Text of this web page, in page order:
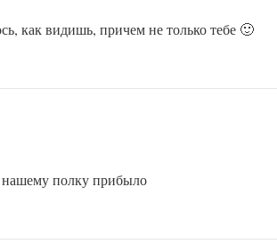
как видишь, причем не только тебе 🙂
полку прибыло